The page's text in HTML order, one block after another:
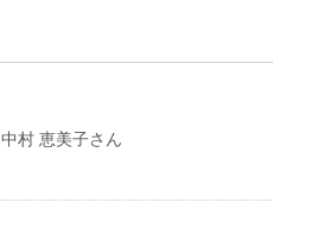
中村 恵美子さん